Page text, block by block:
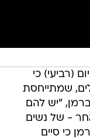
(רביעי) כי
שמתייחסת
"יש להם
- של נשים
כי סיים